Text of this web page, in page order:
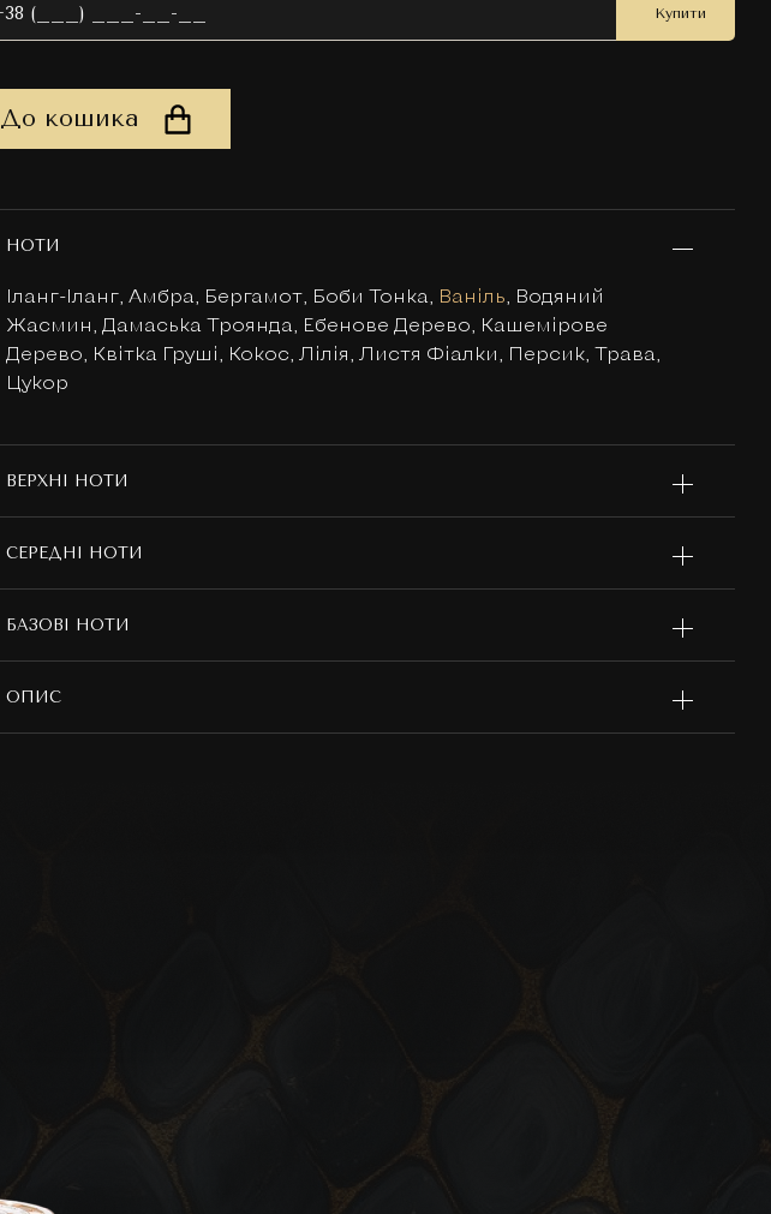
Купити
До кошика
НОТИ
Іланг-Іланг, Амбра, Бергамот, Боби Тонка, Ваніль , Водяний
Жасмин, Дамаська Троянда, Ебенове Дерево, Кашемірове
Дерево, Квітка Груші, Кокос, Лілія, Листя Фіалки, Персик, Трава,
Цукор
ВЕРХНІ НОТИ
СЕРЕДНІ НОТИ
БАЗОВІ НОТИ
ОПИС